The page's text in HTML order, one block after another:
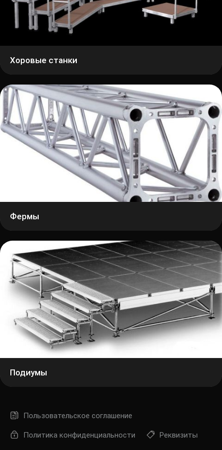
Хоровые станки
Фермы
Подиумы
Пользовательское соглашение
Политика конфиденциальности Реквизиты